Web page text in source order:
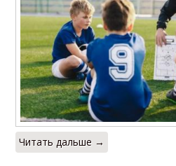
Читать дальше →